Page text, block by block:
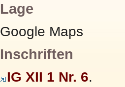
Lage
Google Maps
Inschriften
IG XII 1 Nr. 6.